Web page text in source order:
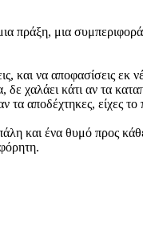
πράξη, μια
και να αποφασίσεις
χαλάει κάτι αν τα
τα αποδέχτηκες, είχες το
και ένα θυμό προς